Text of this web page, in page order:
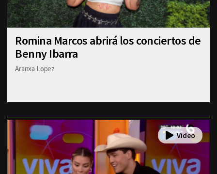
Romina Marcos abrirá los conciertos de
Benny Ibarra
Aranxa Lopez